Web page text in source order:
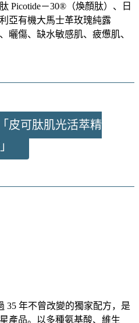
Picotide－30®（煥顏肽）、日
亞有機大馬士革玫瑰純露
曬傷、缺水敏感肌、疲憊肌、
皮可肽肌光活萃精
35 年不曾改變的獨家配方，是
產品。以多種氨基酸、維生